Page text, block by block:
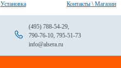
Установка Контакты \ Магазин
(495) 788-54-29,
790-76-10, 795-51-73
info@alsera.ru